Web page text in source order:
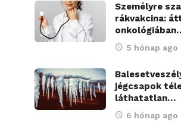
Személyre
rákvakcina:
5 hónap ago
jégcsapok
láthatatlan…
6 hónap ago